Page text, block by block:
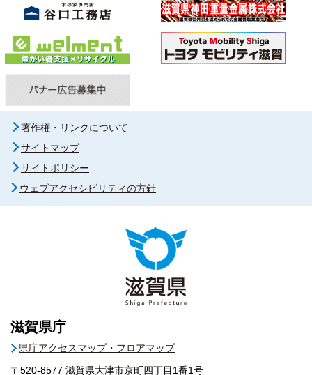
著作権・リンクについて
サイトマップ
サイトポリシー
ウェブアクセシビリティの方針
滋賀県庁
県庁アクセスマップ・フロアマップ
〒520-8577 滋賀県大津市京町四丁目1番1号